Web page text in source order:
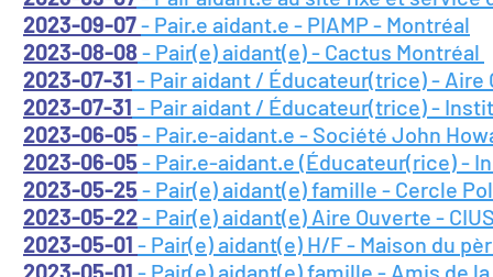
2023-09-07- Pair.e aidant.e - PIAMP - Montréal
2023-08-08 - Pair(e) aidant(e) - Cactus Montréal
2023-07-31 - Pair aidant / Éducateur(trice) - Aire
2023-07-31 - Pair aidant / Éducateur(trice) -
2023-06-05 - Pair.e-aidant.e - Société John
2023-06-05 - Pair.e-aidant.e (Éducateur(rice) -
2023-05-25 - Pair(e) aidant(e) famille - Cercle
2023-05-22- Pair(e) aidant(e) Aire Ouverte -
2023-05-01 - Pair(e) aidant(e) H/F - Maison du
2023-05-01 - Pair(e) aidant(e) famille - Amis de